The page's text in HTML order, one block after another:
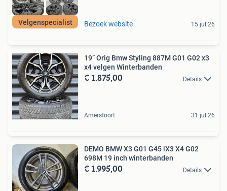
Velgenspecialist Bezoek website 15 jul 26
19” Orig Bmw Styling 887M G01 G02 x3
x4 velgen Winterbanden
€ 1.875,00 Details
Amersfoort 31 jul 26
DEMO BMW X3 G01 G45 iX3 X4 G02
698M 19 inch winterbanden
€ 1.995,00 Details